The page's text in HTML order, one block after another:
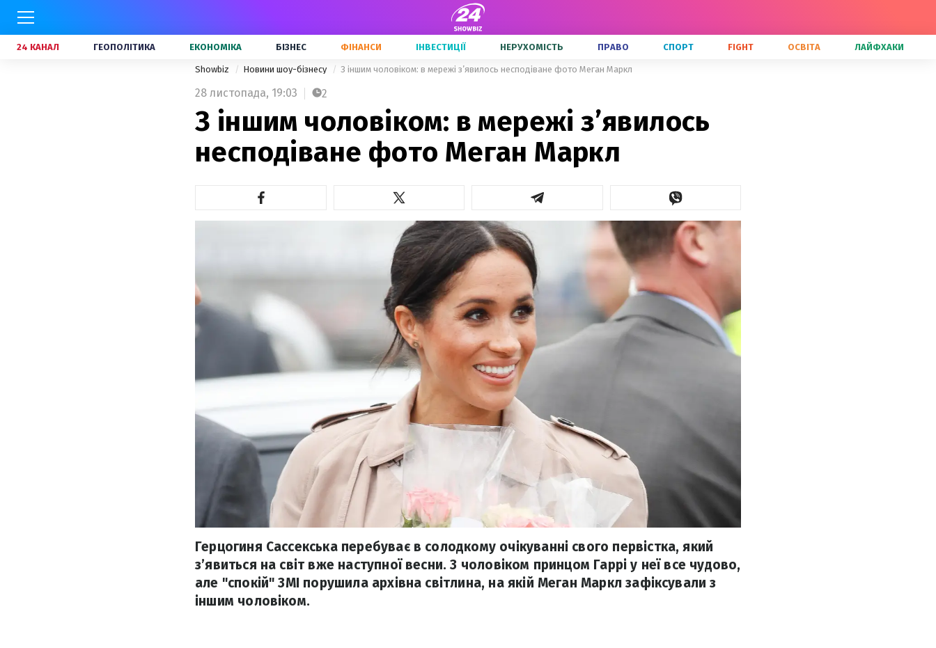
24 КАНАЛ ГЕОПОЛІТИКА ЕКОНОМІКА БІЗНЕС ФІНАНСИ ІНВЕСТИЦІЇ НЕРУХОМІСТЬ ПРАВО СПОРТ FIGHT ОСВІТА ЛАЙФХАКИ
Showbiz Новини шоу-бізнесу З іншим чоловіком: в мережі з’явилось несподіване фото Меган Маркл
28 листопада, 19:03 2
З іншим чоловіком: в мережі з’явилось
несподіване фото Меган Маркл
Герцогиня Сассекська перебуває в солодкому очікуванні свого первістка, який
з’явиться на світ вже наступної весни. З чоловіком принцом Гаррі у неї все чудово,
але "спокій" ЗМІ порушила архівна світлина, на якій Меган Маркл зафіксували з
іншим чоловіком.